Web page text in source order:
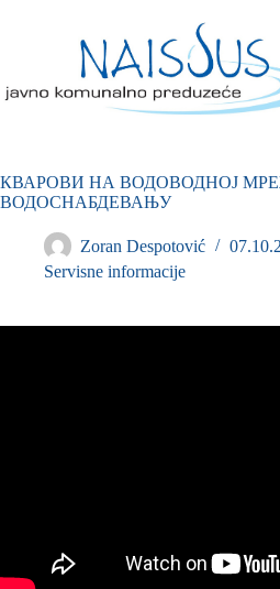
КВАРОВИ НА ВОДОВОДНОЈ
ВОДОСНАБДЕВАЊУ
Zoran Despotović
Servisne informacije